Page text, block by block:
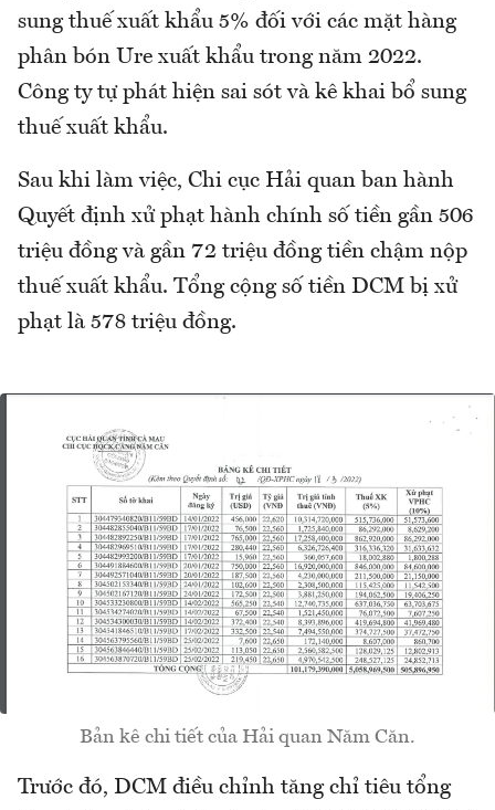
sung thuế xuất khẩu 5% đối với các mặt hàng
phân bón Ure xuất khẩu trong năm 2022.
Công ty tự phát hiện sai sót và kê khai bổ sung
thuế xuất khẩu.
Sau khi làm việc, Chi cục Hải quan ban hành
Quyết định xử phạt hành chính số tiền gần 506
triệu đồng và gần 72 triệu đồng tiền chậm nộp
thuế xuất khẩu. Tổng cộng số tiền DCM bị xử
phạt là 578 triệu đồng.
Bản kê chi tiết của Hải quan Năm Căn.
Trước đó, DCM điều chỉnh tăng chỉ tiêu tổng